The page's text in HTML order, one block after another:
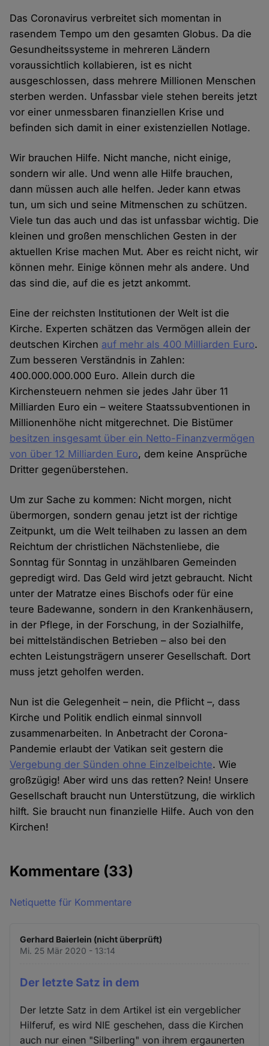
Das Coronavirus verbreitet sich momentan in
rasendem Tempo um den gesamten Globus. Da die
Gesundheitssysteme in mehreren Ländern
voraussichtlich kollabieren, ist es nicht
ausgeschlossen, dass mehrere Millionen Menschen
sterben werden. Unfassbar viele stehen bereits jetzt
vor einer unmessbaren finanziellen Krise und
befinden sich damit in einer existenziellen Notlage.
Wir brauchen Hilfe. Nicht manche, nicht einige,
sondern wir alle. Und wenn alle Hilfe brauchen,
dann müssen auch alle helfen. Jeder kann etwas
tun, um sich und seine Mitmenschen zu schützen.
Viele tun das auch und das ist unfassbar wichtig. Die
kleinen und großen menschlichen Gesten in der
aktuellen Krise machen Mut. Aber es reicht nicht, wir
können mehr. Einige können mehr als andere. Und
das sind die, auf die es jetzt ankommt.
Eine der reichsten Institutionen der Welt ist die
Kirche. Experten schätzen das Vermögen allein der
deutschen Kirchen auf mehr als 400 Milliarden Euro.
Zum besseren Verständnis in Zahlen:
400.000.000.000 Euro. Allein durch die
Kirchensteuern nehmen sie jedes Jahr über 11
Milliarden Euro ein – weitere Staatssubventionen in
Millionenhöhe nicht mitgerechnet. Die Bistümer
besitzen insgesamt über ein Netto-Finanzvermögen
von über 12 Milliarden Euro, dem keine Ansprüche
Dritter gegenüberstehen.
Um zur Sache zu kommen: Nicht morgen, nicht
übermorgen, sondern genau jetzt ist der richtige
Zeitpunkt, um die Welt teilhaben zu lassen an dem
Reichtum der christlichen Nächstenliebe, die
Sonntag für Sonntag in unzählbaren Gemeinden
gepredigt wird. Das Geld wird jetzt gebraucht. Nicht
unter der Matratze eines Bischofs oder für eine
teure Badewanne, sondern in den Krankenhäusern,
in der Pflege, in der Forschung, in der Sozialhilfe,
bei mittelständischen Betrieben – also bei den
echten Leistungsträgern unserer Gesellschaft. Dort
muss jetzt geholfen werden.
Nun ist die Gelegenheit – nein, die Pflicht –, dass
Kirche und Politik endlich einmal sinnvoll
zusammenarbeiten. In Anbetracht der Corona-
Pandemie erlaubt der Vatikan seit gestern die
Vergebung der Sünden ohne Einzelbeichte. Wie
großzügig! Aber wird uns das retten? Nein! Unsere
Gesellschaft braucht nun Unterstützung, die wirklich
hilft. Sie braucht nun finanzielle Hilfe. Auch von den
Kirchen!
Kommentare (33)
Netiquette für Kommentare
Gerhard Baierlein (nicht überprüft)
Mi. 25 Mär 2020 - 13:14
Der letzte Satz in dem
Der letzte Satz in dem Artikel ist ein vergeblicher
Hilferuf, es wird NIE geschehen, dass die Kirchen
auch nur einen "Silberling" von ihrem ergaunerten